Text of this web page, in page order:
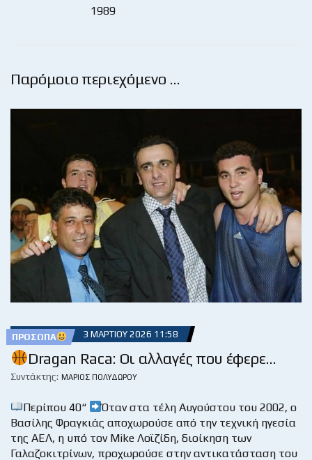
1989
Παρόμοιο περιεχόμενο …
ΠΡΌΣΩΠΑ 3 ΜΑΡΤΊΟΥ 2026 11:58
Dragan Raca: Οι αλλαγές που έφερε…
Συντάκτης: ΜΆΡΙΟΣ ΠΟΛΥΔΏΡΟΥ
Περίπου 40“
Όταν στα τέλη Αυγούστου του 2002, ο
Βασίλης Φραγκιάς αποχωρούσε από την τεχνική ηγεσία
της ΑΕΛ, η υπό τον Mike Λοϊζίδη, διοίκηση των
Γαλαζοκιτρίνων, προχωρούσε στην αντικατάσταση του